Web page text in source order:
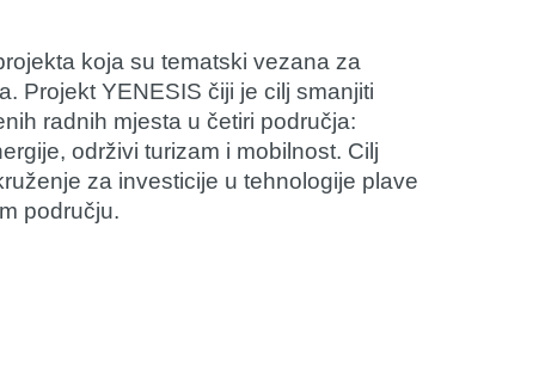
koja su tematski vezana za
Projekt YENESIS čiji je cilj smanjiti
radnih mjesta u četiri područja:
održivi turizam i mobilnost. Cilj
za investicije u tehnologije plave
području.